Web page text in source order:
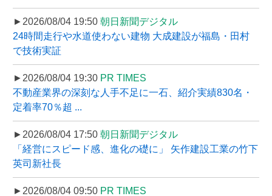
►2026/08/04 19:50 朝日新聞デジタル
24時間走行や水道使わない建物 大成建設が福島・田村
で技術実証
►2026/08/04 19:30 PR TIMES
不動産業界の深刻な人手不足に一石、紹介実績830名・
定着率70％超 ...
►2026/08/04 17:50 朝日新聞デジタル
「経営にスピード感、進化の礎に」 矢作建設工業の竹下
英司新社長
►2026/08/04 09:50 PR TIMES